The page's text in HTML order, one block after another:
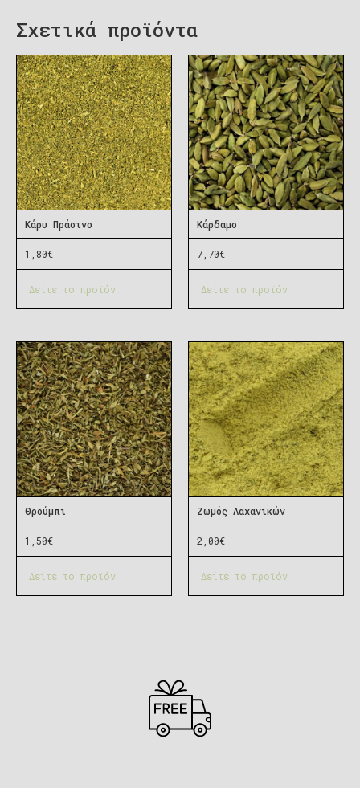
Σχετικά προϊόντα
Κάρυ Πράσινο
1,80€
Δείτε το προϊόν
Κάρδαμο
7,70€
Δείτε το προϊόν
Θρούμπι
1,50€
Δείτε το προϊόν
Ζωμός Λαχανικών
2,00€
Δείτε το προϊόν